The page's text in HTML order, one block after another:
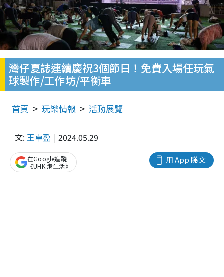
灣仔夏誌連續慶祝3個節日！免費入場任玩氣
球製作/工作坊/平衡車
首頁 玩樂情報 活動展覽
文: 王卓盈 2024.05.29
用 App 睇文
在Google追蹤
《UHK 港生活》